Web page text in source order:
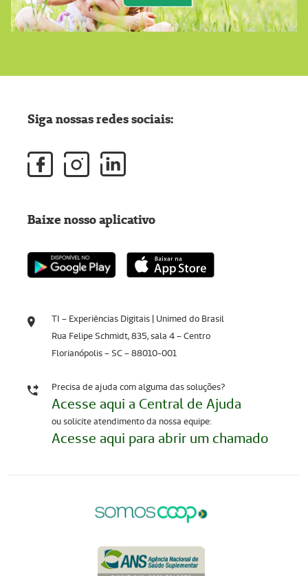
TI – Experiências Digitais | Unimed do Brasil
Rua Felipe Schmidt, 835, sala 4 – Centro
Florianópolis – SC – 88010-001
Precisa de ajuda com alguma das soluções?
Acesse aqui a Central de Ajuda
ou solicite atendimento da nossa equipe:
Acesse aqui para abrir um chamado
Siga nossas redes sociais:
Baixe nosso aplicativo